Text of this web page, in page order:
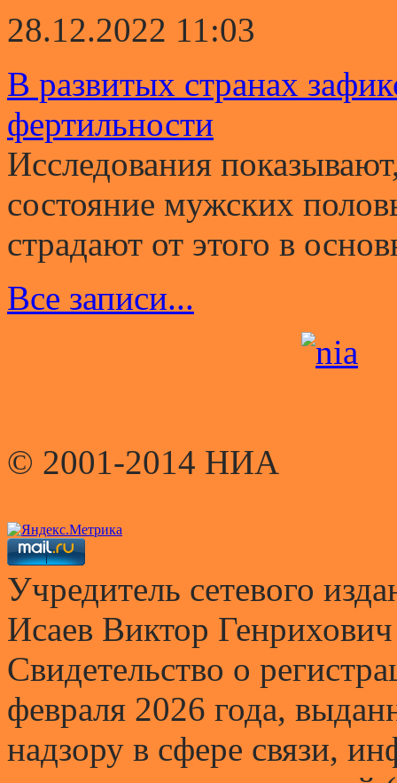
28.12.2022 11:03
В развитых странах
фертильности
Исследования
состояние мужских
страдают от этого в
Все записи...
© 2001-2014 НИА
Учредитель сетевого
Исаев Виктор Генрихович
Свидетельство о
февраля 2026 года,
надзору в сфере связи,